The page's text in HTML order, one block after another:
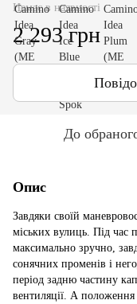
Немає в наявності
2 293 грн
До
Опис
Завдяки своїй
міських вулиць. Під час
максимально зручно,
сонячних променів і
період задню частину
вентиляції. А